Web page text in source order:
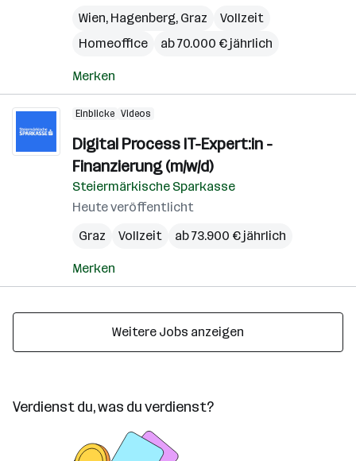
Wien, Hagenberg, Graz
Vollzeit
Homeoffice
ab 70.000 € jährlich
Merken
Einblicke Videos
Digital Process IT-Expert:in -
Finanzierung (m/w/d)
Steiermärkische Sparkasse
Heute veröffentlicht
Graz
Vollzeit ab 73.900 € jährlich
Merken
Weitere Jobs anzeigen
Verdienst du, was du verdienst?